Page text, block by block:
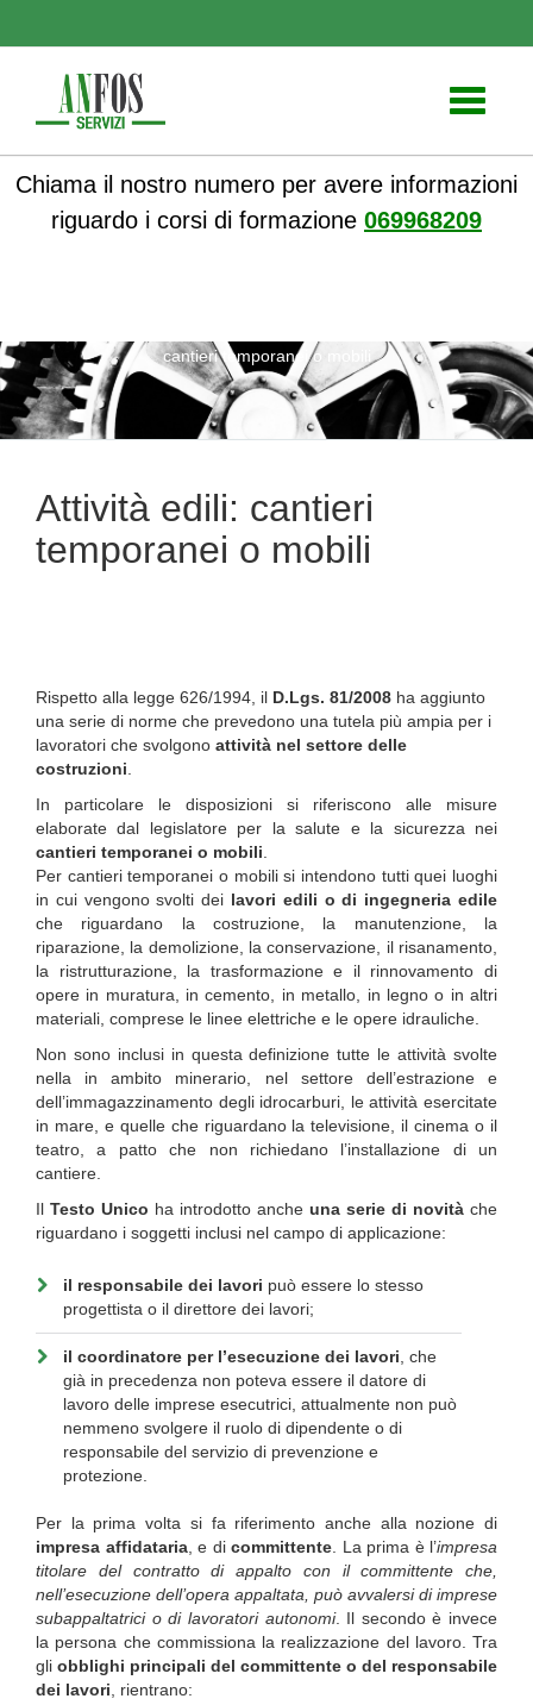
Toggle
Chiama il nostro numero per avere informazioni
riguardo i corsi di formazione 069968209
cantieri temporanei o mobili
Attività edili: cantieri
temporanei o mobili
Rispetto alla legge 626/1994, il D.Lgs. 81/2008 ha aggiunto
una serie di norme che prevedono una tutela più ampia per i
lavoratori che svolgono attività nel settore delle
costruzioni
In particolare le disposizioni si riferiscono alle misure
elaborate dal legislatore per la salute e la sicurezza nei
cantieri temporanei o mobili
Per cantieri temporanei o mobili si intendono tutti quei luoghi
in cui vengono svolti dei lavori edili o di ingegneria edile
che riguardano la costruzione, la manutenzione, la
riparazione, la demolizione, la conservazione, il risanamento,
la ristrutturazione, la trasformazione e il rinnovamento di
opere in muratura, in cemento, in metallo, in legno o in altri
materiali, comprese le linee elettriche e le opere idrauliche.
Non sono inclusi in questa definizione tutte le attività svolte
nella in ambito minerario, nel settore dell’estrazione e
dell’immagazzinamento degli idrocarburi, le attività esercitate
in mare, e quelle che riguardano la televisione, il cinema o il
teatro, a patto che non richiedano l’installazione di un
cantiere.
Il Testo Unico ha introdotto anche una serie di novità che
riguardano i soggetti inclusi nel campo di applicazione:
il responsabile dei lavori può essere lo stesso
progettista o il direttore dei lavori;
il coordinatore per l’esecuzione dei lavori , che
già in precedenza non poteva essere il datore di
lavoro delle imprese esecutrici, attualmente non può
nemmeno svolgere il ruolo di dipendente o di
responsabile del servizio di prevenzione e
protezione.
Per la prima volta si fa riferimento anche alla nozione di
impresa affidataria, e di committente . La prima è l’impresa
titolare del contratto di appalto con il committente che,
nell’esecuzione dell’opera appaltata, può avvalersi di imprese
subappaltatrici o di lavoratori autonomi. Il secondo è invece
la persona che commissiona la realizzazione del lavoro. Tra
gli obblighi principali del committente o del responsabile
dei lavori , rientrano: